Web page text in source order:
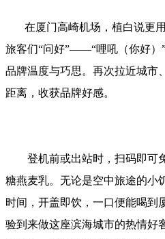
在厦门高崎机场，植白说更用
旅客们“问好”——“哩吼（你好）
品牌温度与巧思。再次拉近城市
距离，收获品牌好感。
登机前或出站时，扫码即可
糖燕麦乳。无论是空中旅途的小
时间，开盖即饮，一口便能喝到
验到来做这座滨海城市的热情好